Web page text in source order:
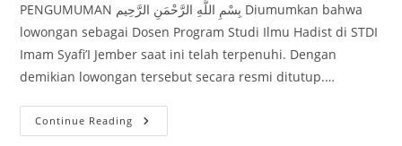
PENGUMUMAN بِسْمِ اللَّهِ الرَّحْمَنِ الرَّحِيم Diumumkan bahwa
lowongan sebagai Dosen Program Studi Ilmu Hadist di STDI
Imam Syafi’I Jember saat ini telah terpenuhi. Dengan
demikian lowongan tersebut secara resmi ditutup.…
Continue Reading Lowongan
Kerja